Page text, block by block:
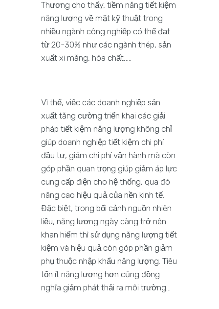
Thương cho thấy, tiềm năng tiết kiệm
năng lượng về mặt kỹ thuật trong
nhiều ngành công nghiệp có thể đạt
từ 20-30% như các ngành thép, sản
xuất xi măng, hóa chất,….
Vì thế, việc các doanh nghiệp sản
xuất tăng cường triển khai các giải
pháp tiết kiệm năng lượng không chỉ
giúp doanh nghiệp tiết kiệm chi phí
đầu tư, giảm chi phí vận hành mà còn
góp phần quan trọng giúp giảm áp lực
cung cấp điện cho hệ thống, qua đó
nâng cao hiệu quả của nền kinh tế.
Đặc biệt, trong bối cảnh nguồn nhiên
liệu, năng lượng ngày càng trở nên
khan hiếm thì sử dụng năng lượng tiết
kiệm và hiệu quả còn góp phần giảm
phụ thuộc nhập khẩu năng lượng. Tiêu
tốn ít năng lượng hơn cũng đồng
nghĩa giảm phát thải ra môi trường…